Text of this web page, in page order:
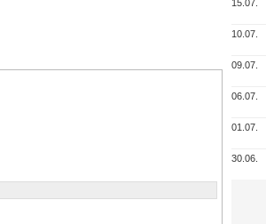
15.07.
10.07.
09.07.
06.07.
01.07.
30.06.